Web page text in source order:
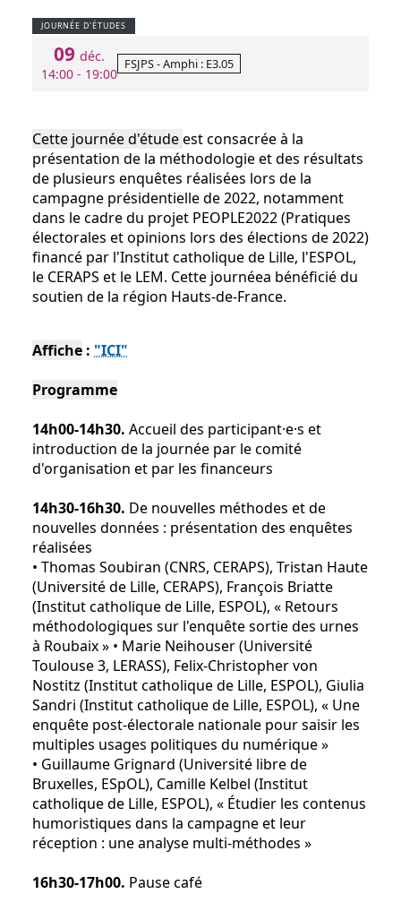
JOURNÉE D'ÉTUDES
09 déc.
14:00 - 19:00
FSJPS - Amphi : E3.05
Cette journée d'étudeest consacrée à la
présentation de la méthodologie et des résultats
de plusieurs enquêtes réalisées lors de la
campagne présidentielle de 2022, notamment
dans le cadre du projet PEOPLE2022 (Pratiques
électorales et opinions lors des élections de 2022)
financé par l'Institut catholique de Lille, l'ESPOL,
le CERAPS et le LEM. Cette journéea bénéficié du
soutien de la région Hauts-de-France.
Affiche : "ICI"
Programme
14h00-14h30. Accueil des participant·e·s et
introduction de la journée par le comité
d'organisation et par les financeurs
14h30-16h30. De nouvelles méthodes et de
nouvelles données : présentation des enquêtes
réalisées
• Thomas Soubiran (CNRS, CERAPS), Tristan Haute
(Université de Lille, CERAPS), François Briatte
(Institut catholique de Lille, ESPOL), « Retours
méthodologiques sur l'enquête sortie des urnes
à Roubaix » • Marie Neihouser (Université
Toulouse 3, LERASS), Felix-Christopher von
Nostitz (Institut catholique de Lille, ESPOL), Giulia
Sandri (Institut catholique de Lille, ESPOL), « Une
enquête post-électorale nationale pour saisir les
multiples usages politiques du numérique »
• Guillaume Grignard (Université libre de
Bruxelles, ESpOL), Camille Kelbel (Institut
catholique de Lille, ESPOL), « Étudier les contenus
humoristiques dans la campagne et leur
réception : une analyse multi-méthodes »
16h30-17h00. Pause café